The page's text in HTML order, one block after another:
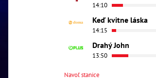
14:10
Keď kvitne láska
14:15
Drahý John
13:50
Navoľ stanice